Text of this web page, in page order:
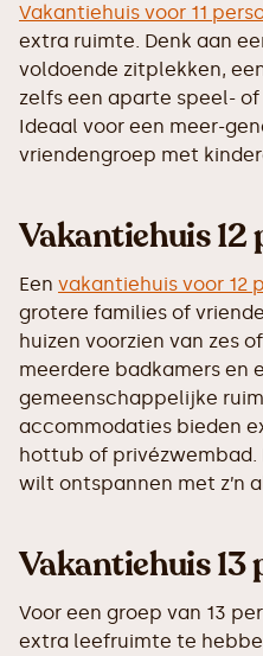
Vakantiehuis voor 11
extra ruimte. Denk aan
voldoende zitplekken,
zelfs een aparte speel-
Ideaal voor een meer-
vriendengroep met
Vakantiehuis 12
Een vakantiehuis voor 12
grotere families of
huizen voorzien van zes
meerdere badkamers en
gemeenschappelijke
accommodaties bieden
hottub of privézwembad.
wilt ontspannen met z’n
Vakantiehuis 13
Voor een groep van 13
extra leefruimte te